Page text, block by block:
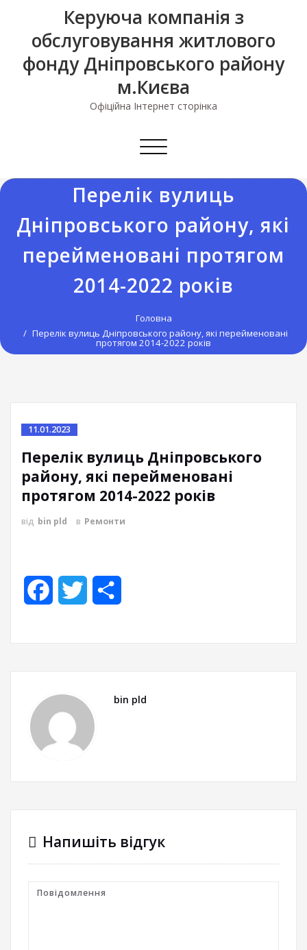
Керуюча компанія з
обслуговування житлового
фонду Дніпровського району
м.Києва
Офіційна Інтернет сторінка
Перемкнути
Перелік вулиць
Дніпровського району, які
перейменовані протягом
2014-2022 років
Головна
Перелік вулиць Дніпровського району, які перейменовані
протягом 2014-2022 років
11.01.2023
Перелік вулиць Дніпровського
району, які перейменовані
протягом 2014-2022 років
від bin pld в Ремонти
FacebookTwitter
bin pld
Напишіть відгук